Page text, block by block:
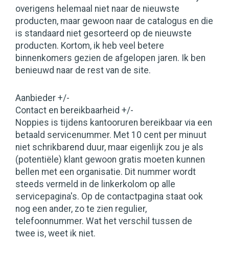
overigens helemaal niet naar de nieuwste
producten, maar gewoon naar de catalogus en die
is standaard niet gesorteerd op de nieuwste
producten. Kortom, ik heb veel betere
binnenkomers gezien de afgelopen jaren. Ik ben
benieuwd naar de rest van de site.
Aanbieder +/-
Contact en bereikbaarheid +/-
Noppies is tijdens kantooruren bereikbaar via een
betaald servicenummer. Met 10 cent per minuut
niet schrikbarend duur, maar eigenlijk zou je als
(potentiële) klant gewoon gratis moeten kunnen
bellen met een organisatie. Dit nummer wordt
steeds vermeld in de linkerkolom op alle
servicepagina's. Op de contactpagina staat ook
nog een ander, zo te zien regulier,
telefoonnummer. Wat het verschil tussen de
twee is, weet ik niet.